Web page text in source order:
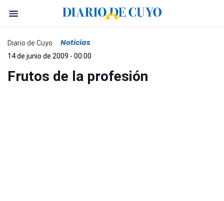
Diario de Cuyo Noticias
14 de junio de 2009 - 00:00
Frutos de la profesión